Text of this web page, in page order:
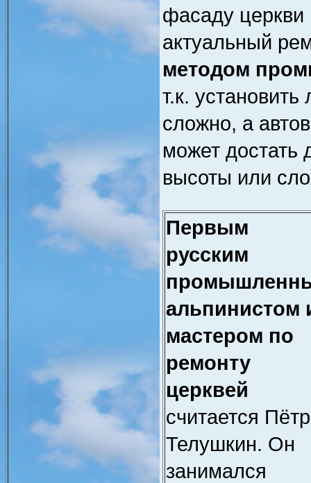
фасаду
актуальный
методом
т.к. установить
сложно, а
может достать
высоты или
Первым
русским
альпинистом
мастером по
ремонту
церквей
считается Пётр
Телушкин. Он
занимался